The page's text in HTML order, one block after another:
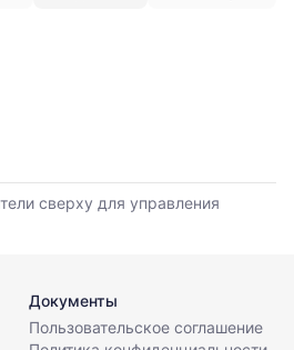
сверху для управления
Документы
Пользовательское соглашение